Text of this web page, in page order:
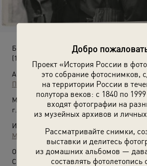
Добро
Проект «История России в
это собрание фотоснимков,
на территории России в
полутора веков: с 1840 по
входят фотографии на
из музейных архивов и
Рассматривайте снимки,
выставки и делитесь
из домашних альбомов —
составлять фотолетопись
Без названия
(1970-е)
Автор:
Павел Маныч
Место съемки:
г. Москва
Источники:
МАММ / МДФ
О фотографии:
Справа – оперный певец Иван Семенович